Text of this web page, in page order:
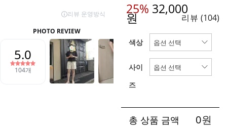
25% 32,000
원 리뷰 (104)
색상
사이
즈
총 상품 금액 0원